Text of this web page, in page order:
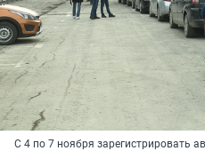
С 4 по 7 ноября зарегистрировать